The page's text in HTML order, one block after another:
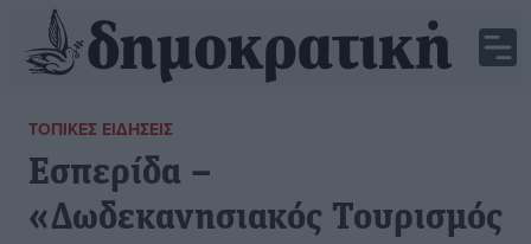
ΤΟΠΙΚΈΣ ΕΙΔΉΣΕΙΣ
Εσπερίδα –
«Δωδεκανησιακός Τουρισμός